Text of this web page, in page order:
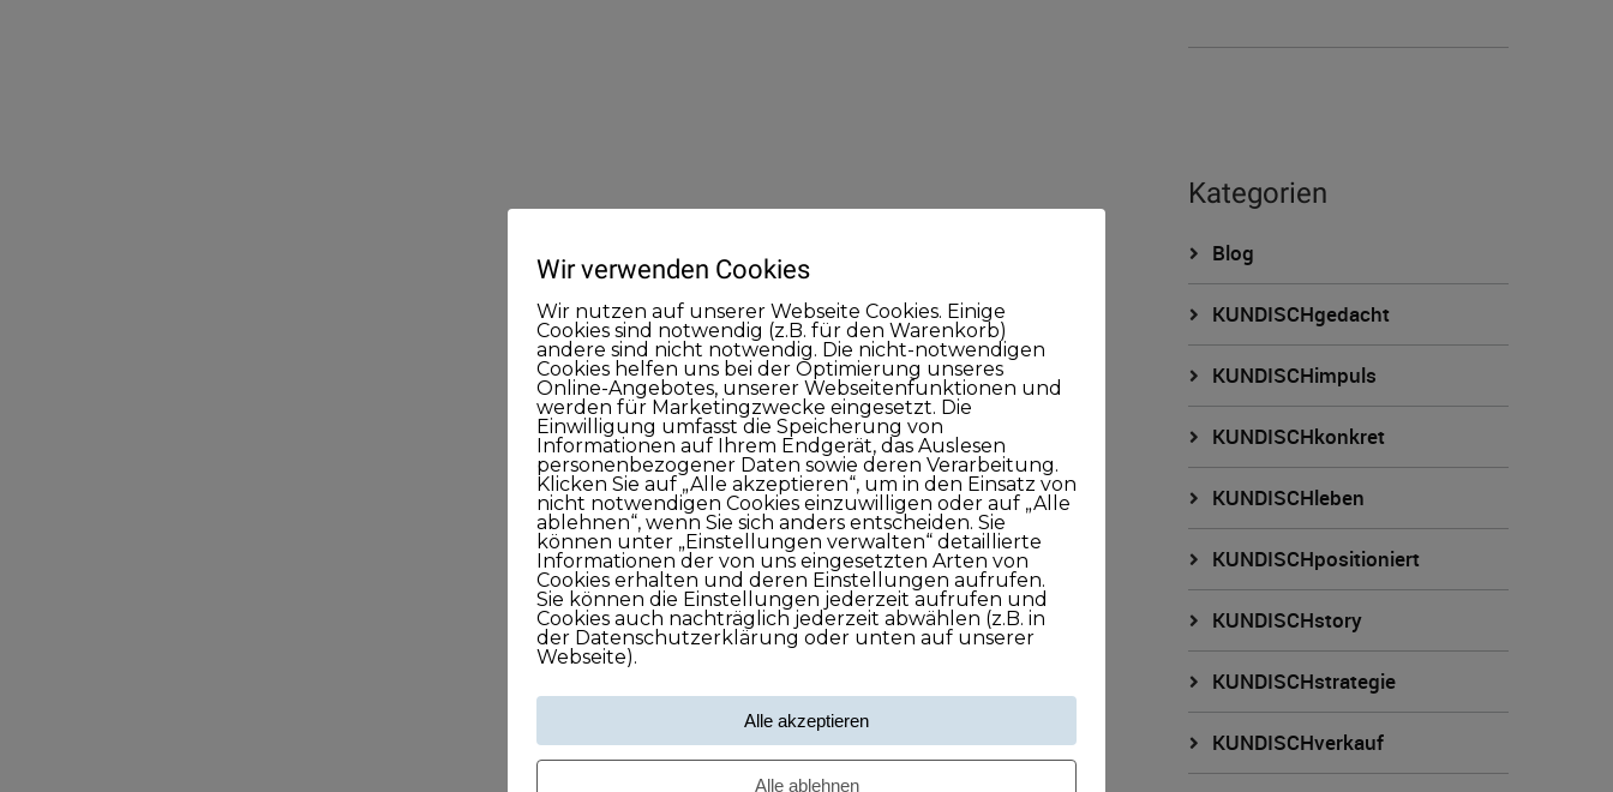
Kategorien
Blog
KUNDISCHgedacht
KUNDISCHimpuls
KUNDISCHkonkret
KUNDISCHleben
KUNDISCHpositioniert
KUNDISCHstory
KUNDISCHstrategie
KUNDISCHverkauf
Wir verwenden Cookies
Wir nutzen auf unserer Webseite Cookies. Einige
Cookies sind notwendig (z.B. für den Warenkorb)
andere sind nicht notwendig. Die nicht-notwendigen
Cookies helfen uns bei der Optimierung unseres
Online-Angebotes, unserer Webseitenfunktionen und
werden für Marketingzwecke eingesetzt. Die
Einwilligung umfasst die Speicherung von
Informationen auf Ihrem Endgerät, das Auslesen
personenbezogener Daten sowie deren Verarbeitung.
Klicken Sie auf „Alle akzeptieren“, um in den Einsatz von
nicht notwendigen Cookies einzuwilligen oder auf „Alle
ablehnen“, wenn Sie sich anders entscheiden. Sie
können unter „Einstellungen verwalten“ detaillierte
Informationen der von uns eingesetzten Arten von
Cookies erhalten und deren Einstellungen aufrufen.
Sie können die Einstellungen jederzeit aufrufen und
Cookies auch nachträglich jederzeit abwählen (z.B. in
der Datenschutzerklärung oder unten auf unserer
Webseite).
Alle akzeptieren
Alle ablehnen